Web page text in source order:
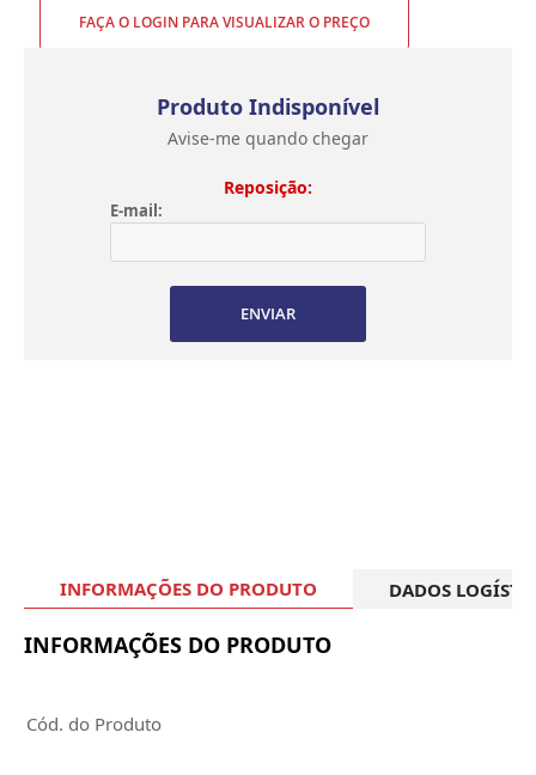
FAÇA O LOGIN PARA VISUALIZAR O PREÇO
Produto Indisponível
Avise-me quando chegar
Reposição:
E-mail:
ENVIAR
INFORMAÇÕES DO PRODUTO DADOS
INFORMAÇÕES DO PRODUTO
Cód. do Produto